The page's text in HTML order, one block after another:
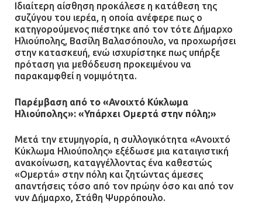
Ιδιαίτερη αίσθηση προκάλεσε η κατάθεση της
συζύγου του ιερέα, η οποία ανέφερε πως ο
κατηγορούμενος πιέστηκε από τον τότε Δήμαρχο
Ηλιούπολης, Βασίλη Βαλασόπουλο, να προχωρήσει
στην κατασκευή, ενώ ισχυρίστηκε πως υπήρξε
πρόταση για μεθόδευση προκειμένου να
παρακαμφθεί η νομιμότητα.
Παρέμβαση από το «Ανοιχτό Κύκλωμα
Ηλιούπολης»: «Υπάρχει Ομερτά στην πόλη;»
Μετά την ετυμηγορία, η συλλογικότητα «Ανοιχτό
Κύκλωμα Ηλιούπολης» εξέδωσε μια καταιγιστική
ανακοίνωση, καταγγέλλοντας ένα καθεστώς
«Ομερτά» στην πόλη και ζητώντας άμεσες
απαντήσεις τόσο από τον πρώην όσο και από τον
νυν Δήμαρχο, Στάθη Ψυρρόπουλο.